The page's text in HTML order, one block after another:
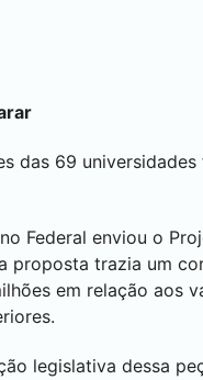
das 69
Federal enviou o
proposta trazia um
em relação aos
legislativa dessa